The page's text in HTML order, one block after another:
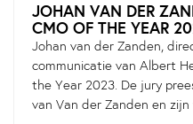
JOHAN VAN DER
CMO OF THE YEAR
Johan van der Zanden,
communicatie van Albert
the Year 2023. De jury
van Van der Zanden en